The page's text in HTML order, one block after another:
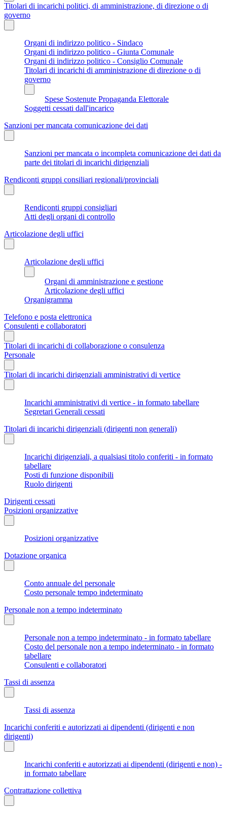
Titolari di incarichi politici, di amministrazione, di direzione o di
governo
Organi di indirizzo politico - Sindaco
Organi di indirizzo politico - Giunta Comunale
Organi di indirizzo politico - Consiglio Comunale
Titolari di incarichi di amministrazione di direzione o di
governo
Spese Sostenute Propaganda Elettorale
Soggetti cessati dall'incarico
Sanzioni per mancata comunicazione dei dati
Sanzioni per mancata o incompleta comunicazione dei dati da
parte dei titolari di incarichi dirigenziali
Rendiconti gruppi consiliari regionali/provinciali
Rendiconti gruppi consigliari
Atti degli organi di controllo
Articolazione degli uffici
Articolazione degli uffici
Organi di amministrazione e gestione
Articolazione degli uffici
Organigramma
Telefono e posta elettronica
Consulenti e collaboratori
Titolari di incarichi di collaborazione o consulenza
Personale
Titolari di incarichi dirigenziali amministrativi di vertice
Incarichi amministrativi di vertice - in formato tabellare
Segretari Generali cessati
Titolari di incarichi dirigenziali (dirigenti non generali)
Incarichi dirigenziali, a qualsiasi titolo conferiti - in formato
tabellare
Posti di funzione disponibili
Ruolo dirigenti
Dirigenti cessati
Posizioni organizzative
Posizioni organizzative
Dotazione organica
Conto annuale del personale
Costo personale tempo indeterminato
Personale non a tempo indeterminato
Personale non a tempo indeterminato - in formato tabellare
Costo del personale non a tempo indeterminato - in formato
tabellare
Consulenti e collaboratori
Tassi di assenza
Tassi di assenza
Incarichi conferiti e autorizzati ai dipendenti (dirigenti e non
dirigenti)
Incarichi conferiti e autorizzati ai dipendenti (dirigenti e non) -
in formato tabellare
Contrattazione collettiva